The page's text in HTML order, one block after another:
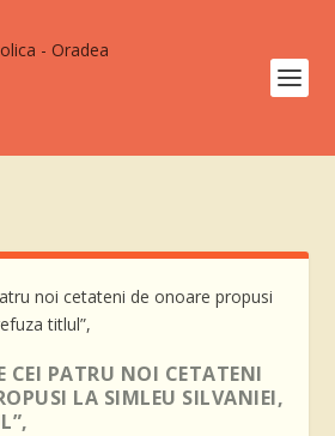
CEI PATRU NOI CETATENI
LA SIMLEU SILVANIEI,